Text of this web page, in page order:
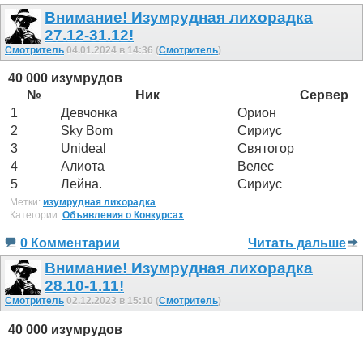
Внимание! Изумрудная лихорадка
27.12-31.12!
Смотритель 04.01.2024 в 14:36 (Смотритель)
40 000 изумрудов
№
Ник
Сервер
1
Девчонка
Орион
2
Sky Bom
Сириус
3
Unideal
Святогор
4
Алиота
Велес
5
Лейна. Сириус
Метки: изумрудная лихорадка
Категории: Объявления о Конкурсах
0 Комментарии Читать дальше
Внимание! Изумрудная лихорадка
28.10-1.11!
Смотритель 02.12.2023 в 15:10 (Смотритель)
40 000 изумрудов